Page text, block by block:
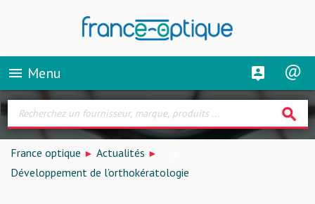
menu Menu
search
France optique
Actualités
Développement de l’orthokératologie